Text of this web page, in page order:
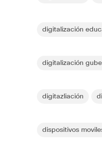
digitalización
digitalización
digitazliación
dispositivos